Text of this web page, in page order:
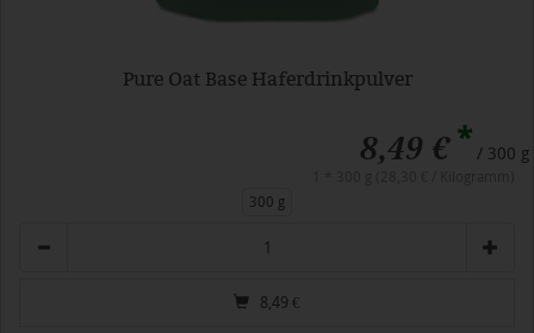
Pure Oat Base Haferdrinkpulver
8,49 €* / 300 g
300 g
8,49 €